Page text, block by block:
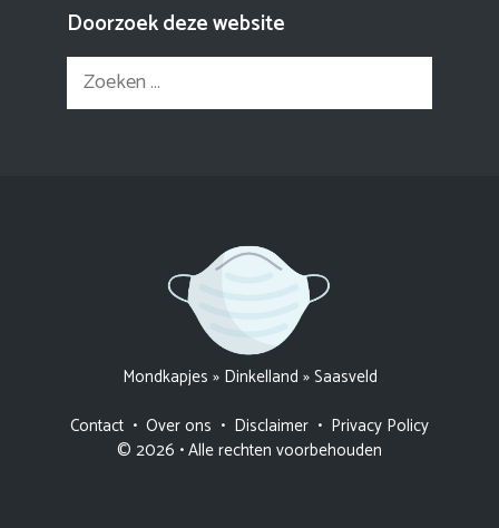
Doorzoek deze website
Zoek
naar:
Mondkapjes » Dinkelland »Saasveld
Contact • Over ons • Disclaimer • Privacy Policy
© 2026 • Alle rechten voorbehouden